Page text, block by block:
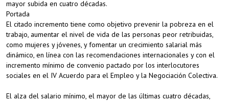
mayor subida en cuatro décadas.
Portada
El citado incremento tiene como objetivo prevenir la pobreza en el
trabajo, aumentar el nivel de vida de las personas peor retribuidas,
como mujeres y jóvenes, y fomentar un crecimiento salarial más
dinámico, en línea con las recomendaciones internacionales y con el
incremento mínimo de convenio pactado por los interlocutores
sociales en el IV Acuerdo para el Empleo y la Negociación Colectiva.
El alza del salario mínimo, el mayor de las últimas cuatro décadas,